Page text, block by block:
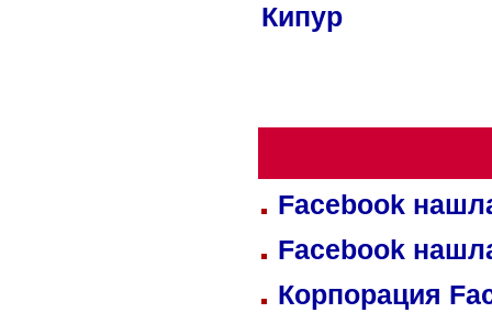
Кипур
Facebook
Facebook
Корпорация